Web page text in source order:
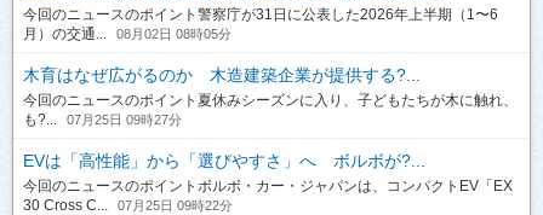
今回のニュースのポイント警察庁が31日に公表した2026年上半期（1〜6
月）の交通...
08月02日 08時05分
木育はなぜ広がるのか 木造建築企業が提供する?...
今回のニュースのポイント夏休みシーズンに入り、子どもたちが木に触れ、
も?...
07月25日 09時27分
EVは「高性能」から「選びやすさ」へ ボルボが?...
今回のニュースのポイントボルボ・カー・ジャパンは、コンパクトEV「EX
30 Cross C...
07月25日 09時22分